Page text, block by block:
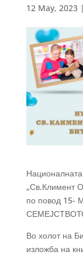
12 May, 2023|
Националната
„Св.Климент
по повод
Во холот на
изложба на